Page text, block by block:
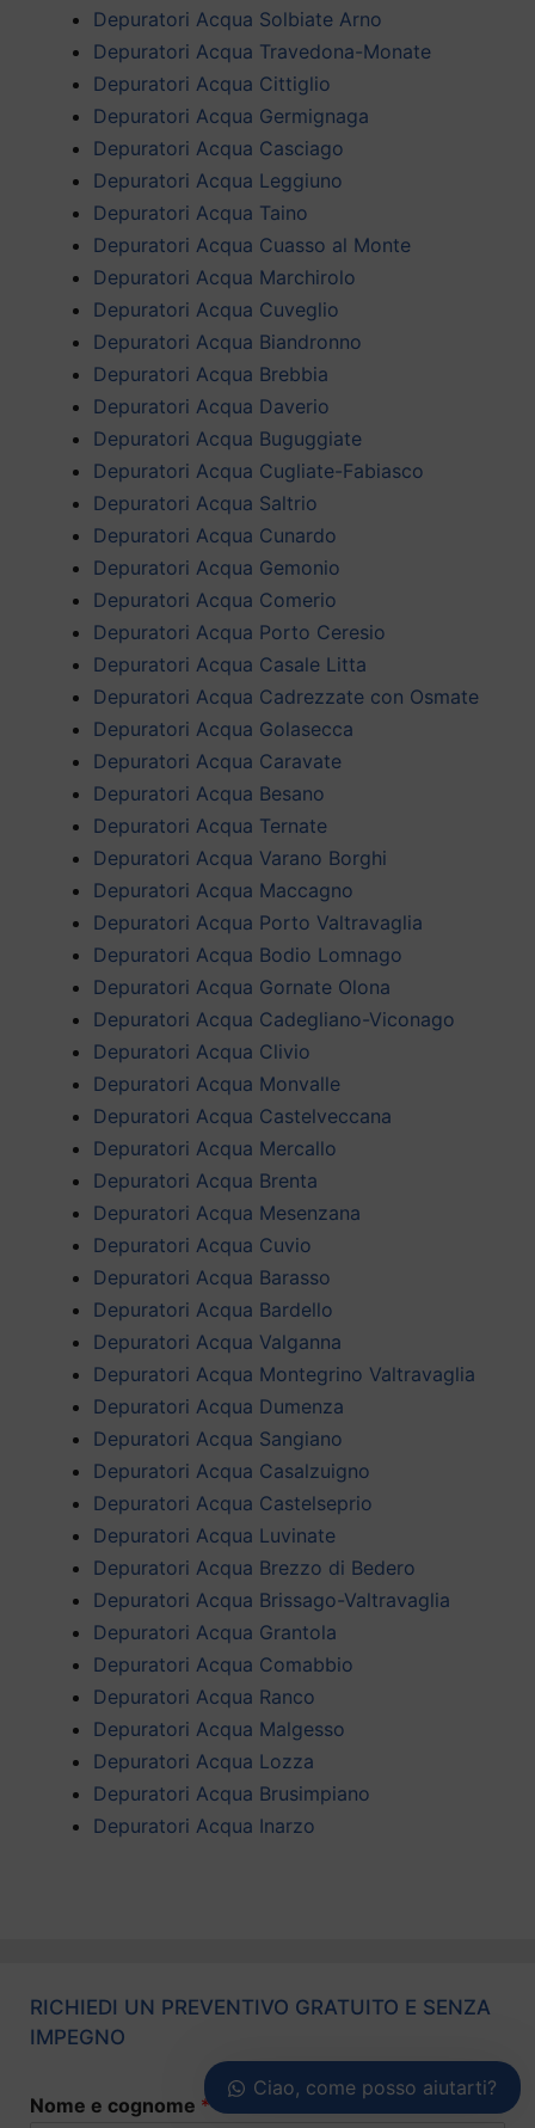
Depuratori Acqua Solbiate Arno
Depuratori Acqua Travedona-Monate
Depuratori Acqua Cittiglio
Depuratori Acqua Germignaga
Depuratori Acqua Casciago
Depuratori Acqua Leggiuno
Depuratori Acqua Taino
Depuratori Acqua Cuasso al Monte
Depuratori Acqua Marchirolo
Depuratori Acqua Cuveglio
Depuratori Acqua Biandronno
Depuratori Acqua Brebbia
Depuratori Acqua Daverio
Depuratori Acqua Buguggiate
Depuratori Acqua Cugliate-Fabiasco
Depuratori Acqua Saltrio
Depuratori Acqua Cunardo
Depuratori Acqua Gemonio
Depuratori Acqua Comerio
Depuratori Acqua Porto Ceresio
Depuratori Acqua Casale Litta
Depuratori Acqua Cadrezzate con Osmate
Depuratori Acqua Golasecca
Depuratori Acqua Caravate
Depuratori Acqua Besano
Depuratori Acqua Ternate
Depuratori Acqua Varano Borghi
Depuratori Acqua Maccagno
Depuratori Acqua Porto Valtravaglia
Depuratori Acqua Bodio Lomnago
Depuratori Acqua Gornate Olona
Depuratori Acqua Cadegliano-Viconago
Depuratori Acqua Clivio
Depuratori Acqua Monvalle
Depuratori Acqua Castelveccana
Depuratori Acqua Mercallo
Depuratori Acqua Brenta
Depuratori Acqua Mesenzana
Depuratori Acqua Cuvio
Depuratori Acqua Barasso
Depuratori Acqua Bardello
Depuratori Acqua Valganna
Depuratori Acqua Montegrino Valtravaglia
Depuratori Acqua Dumenza
Depuratori Acqua Sangiano
Depuratori Acqua Casalzuigno
Depuratori Acqua Castelseprio
Depuratori Acqua Luvinate
Depuratori Acqua Brezzo di Bedero
Depuratori Acqua Brissago-Valtravaglia
Depuratori Acqua Grantola
Depuratori Acqua Comabbio
Depuratori Acqua Ranco
Depuratori Acqua Malgesso
Depuratori Acqua Lozza
Depuratori Acqua Brusimpiano
Depuratori Acqua Inarzo
RICHIEDI UN PREVENTIVO GRATUITO E SENZA
IMPEGNO
Nome e cognome *
Ciao, come posso aiutarti?